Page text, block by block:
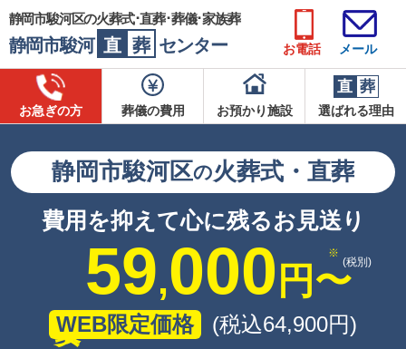
静岡市駿河区の火葬式･直葬･葬儀･家族葬
静岡市駿河 直 葬 センター お電話 メール
お急ぎの方 葬儀の費用 お預かり施設
直 葬
選ばれる理由
静岡市駿河区の火葬式・直葬
費用を抑えて心に残るお見送り
59,000 円〜(税別)
WEB限定価格 (税込64,900円)